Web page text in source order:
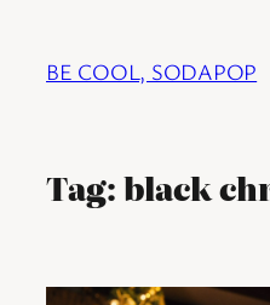
BE COOL, SODAPOP
Tag:black